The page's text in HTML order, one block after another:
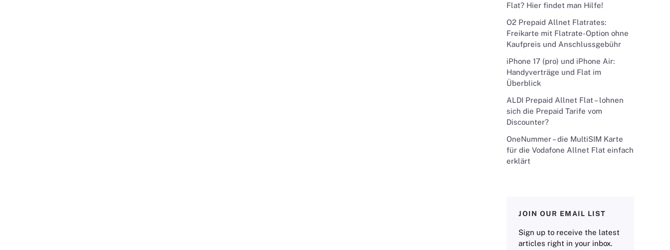
Flat? Hier findet man Hilfe!
O2 Prepaid Allnet Flatrates:
Freikarte mit Flatrate-Option ohne
Kaufpreis und Anschlussgebühr
iPhone 17 (pro) und iPhone Air:
Handyverträge und Flat im
Überblick
ALDI Prepaid Allnet Flat – lohnen
sich die Prepaid Tarife vom
Discounter?
OneNummer – die MultiSIM Karte
für die Vodafone Allnet Flat einfach
erklärt
JOIN OUR EMAIL LIST
Sign up to receive the latest
articles right in your inbox.